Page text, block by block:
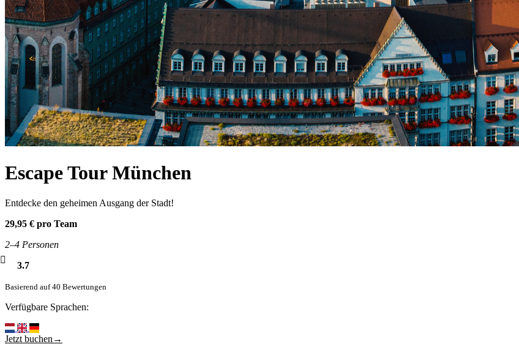
Escape Tour München
Entdecke den geheimen Ausgang der Stadt!
29,95 € pro Team
2–4 Personen
3.7
Basierend auf 40 Bewertungen
Verfügbare Sprachen:
Jetzt buchen→